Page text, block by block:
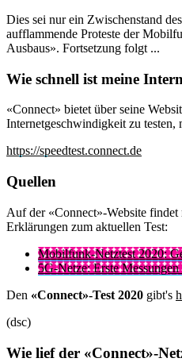
Dies sei nur ein Zwischenstand
aufflammende Proteste der
Ausbaus». Fortsetzung folgt ...
Wie schnell ist meine
«Connect» bietet über seine
Internetgeschwindigkeit zu testen,
https://speedtest.connect.de
Quellen
Auf der «Connect»-Website
Erklärungen zum aktuellen Test:
Mobilfunk-Netztest 2020:
5G-Netze: Erste
Den «Connect»-Test 2020 gibt's
(dsc)
Wie lief der «Connect»-